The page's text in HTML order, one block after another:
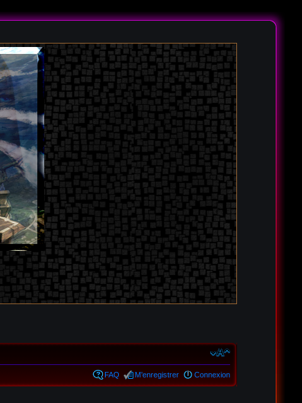
FAQ M’enregistrer Connexion